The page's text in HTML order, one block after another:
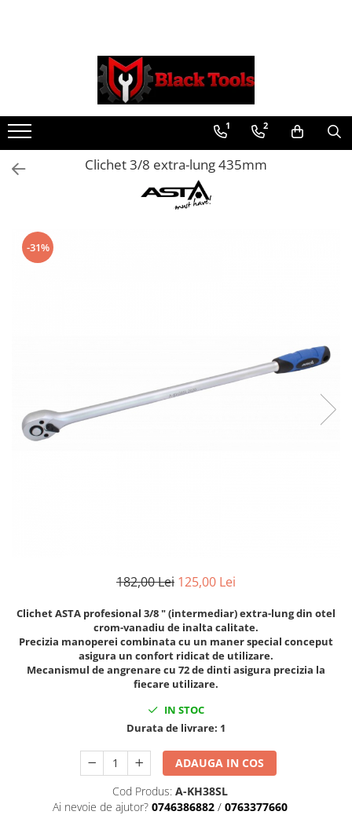
Scule Service Auto
Chei Si Truse De Chei
Chei combinate
Chei Combinate Cu Clichet
Chei Cotite
Clesti autoblocanti
Clesti pentru sertizat
Dispozitive de sablat & accesorii
Dispozitive spalat piese
Aparate taiere cu plasma
Autogen
Invertoare Sudura
Pompe si Cilindri Hidraulici
Prese pentru arcuri
Redresoare,Roboti Pornire,Cabluri
1 2
Clichet 3/8 extra-lung 435mm
-31%
182,00 Lei 125,00 Lei
Clichet ASTA profesional 3/8 " (intermediar) extra-lung din otel
crom-vanadiu de inalta calitate.
Precizia manoperei combinata cu un maner special conceput
asigura un confort ridicat de utilizare.
Mecanismul de angrenare cu 72 de dinti asigura precizia la
fiecare utilizare.
IN STOC
Durata de livrare: 1
ADAUGA IN COS
Cod Produs: A-KH38SL
Ai nevoie de ajutor? 0746386882 / 0763377660